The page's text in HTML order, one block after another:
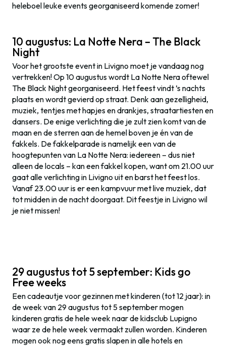
heleboel leuke events georganiseerd komende zomer!
10 augustus: La Notte Nera – The Black
Night
Voor het grootste event in Livigno moet je vandaag nog
vertrekken! Op 10 augustus wordt La Notte Nera oftewel
The Black Night georganiseerd. Het feest vindt ’s nachts
plaats en wordt gevierd op straat. Denk aan gezelligheid,
muziek, tentjes met hapjes en drankjes, straatartiesten en
dansers. De enige verlichting die je zult zien komt van de
maan en de sterren aan de hemel boven je én van de
fakkels. De fakkelparade is namelijk een van de
hoogtepunten van La Notte Nera: iedereen – dus niet
alleen de locals – kan een fakkel kopen, want om 21.00 uur
gaat alle verlichting in Livigno uit en barst het feest los.
Vanaf 23.00 uur is er een kampvuur met live muziek, dat
tot midden in de nacht doorgaat. Dit feestje in Livigno wil
je niet missen!
29 augustus tot 5 september: Kids go
Free weeks
Een cadeautje voor gezinnen met kinderen (tot 12 jaar): in
de week van 29 augustus tot 5 september mogen
kinderen gratis de hele week naar de kidsclub Lupigno
waar ze de hele week vermaakt zullen worden. Kinderen
mogen ook nog eens gratis slapen in alle hotels en